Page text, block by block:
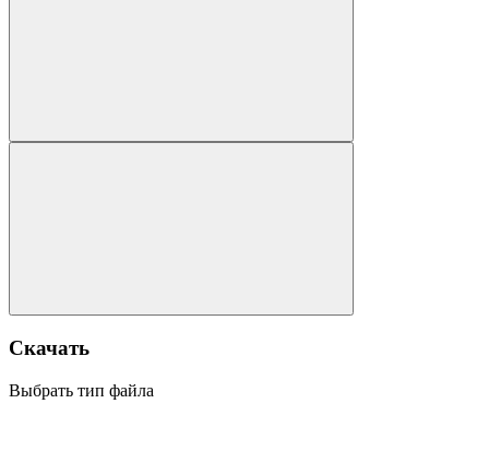
Скачать
Выбрать тип файла